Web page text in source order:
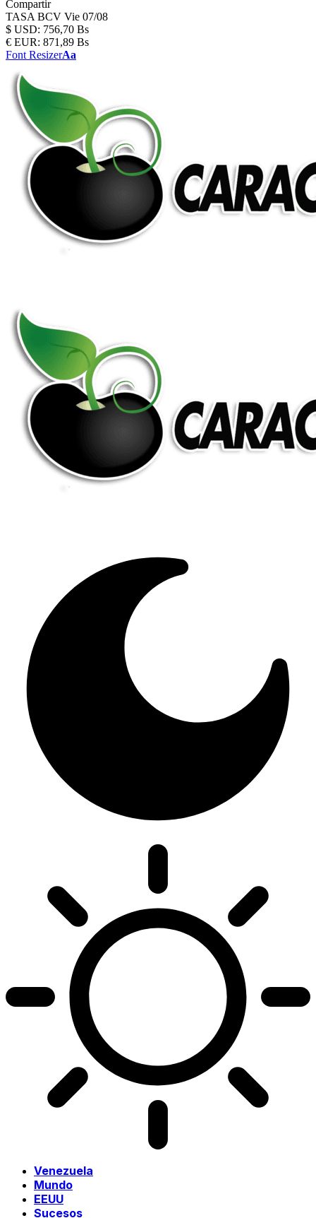
Compartir
TASA BCV Vie 07/08
$ USD: 756,70 Bs
€ EUR: 871,89 Bs
Font ResizerAa
Venezuela
Mundo
EEUU
Sucesos